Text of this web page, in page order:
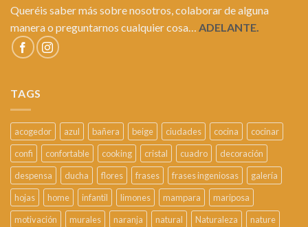
Queréis saber más sobre nosotros, colaborar de alguna
manera o preguntarnos cualquier cosa… ADELANTE.
TAGS
acogedor azul bañera beige ciudades cocina
cocinar
confi
confortable cooking cristal cuadro
decoración
despensa
ducha flores frases frases ingeniosas
galería
hojas
home infantil limones mampara
mariposa
motivación
murales naranja natural Naturaleza
nature